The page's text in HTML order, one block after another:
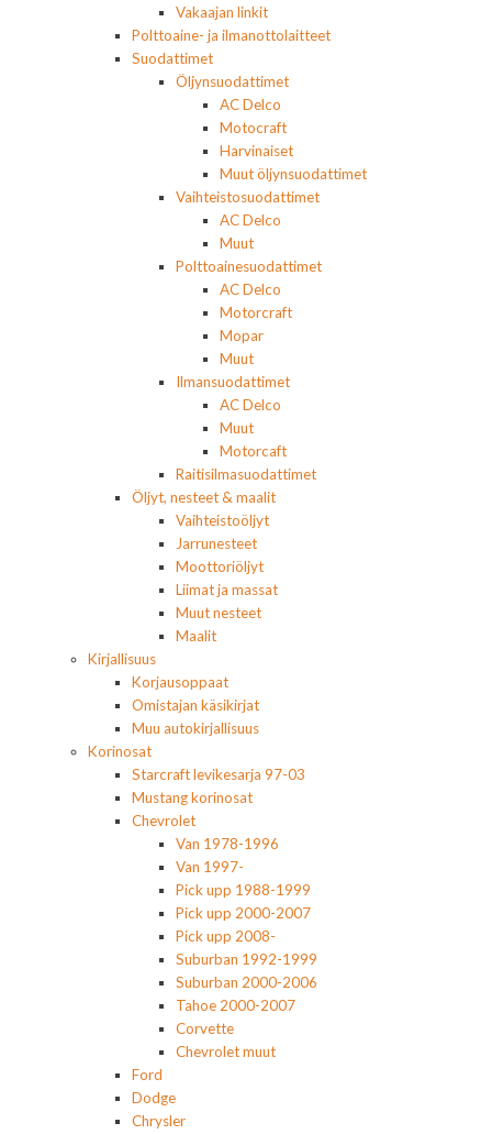
Vakaajan linkit
Polttoaine- ja ilmanottolaitteet
Suodattimet
Öljynsuodattimet
AC Delco
Motocraft
Harvinaiset
Muut öljynsuodattimet
Vaihteistosuodattimet
AC Delco
Muut
Polttoainesuodattimet
AC Delco
Motorcraft
Mopar
Muut
Ilmansuodattimet
AC Delco
Muut
Motorcaft
Raitisilmasuodattimet
Öljyt, nesteet & maalit
Vaihteistoöljyt
Jarrunesteet
Moottoriöljyt
Liimat ja massat
Muut nesteet
Maalit
Kirjallisuus
Korjausoppaat
Omistajan käsikirjat
Muu autokirjallisuus
Korinosat
Starcraft levikesarja 97-03
Mustang korinosat
Chevrolet
Van 1978-1996
Van 1997-
Pick upp 1988-1999
Pick upp 2000-2007
Pick upp 2008-
Suburban 1992-1999
Suburban 2000-2006
Tahoe 2000-2007
Corvette
Chevrolet muut
Ford
Dodge
Chrysler